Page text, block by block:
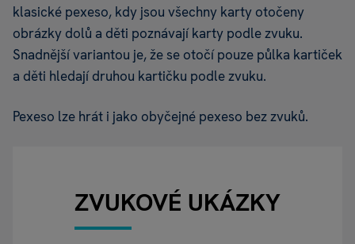
klasické pexeso, kdy jsou všechny karty otočeny
obrázky dolů a děti poznávají karty podle zvuku.
Snadnější variantou je, že se otočí pouze půlka kartiček
a děti hledají druhou kartičku podle zvuku.
Pexeso lze hrát i jako obyčejné pexeso bez zvuků.
ZVUKOVÉ UKÁZKY